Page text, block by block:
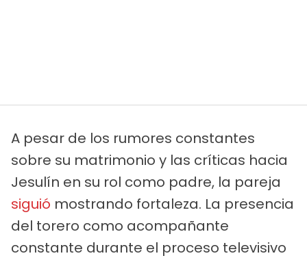
A pesar de los rumores constantes
sobre su matrimonio y las críticas hacia
Jesulín en su rol como padre, la pareja
siguió mostrando fortaleza. La presencia
del torero como acompañante
constante durante el proceso televisivo